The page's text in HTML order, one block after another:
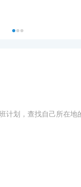
计划，查找自己所在